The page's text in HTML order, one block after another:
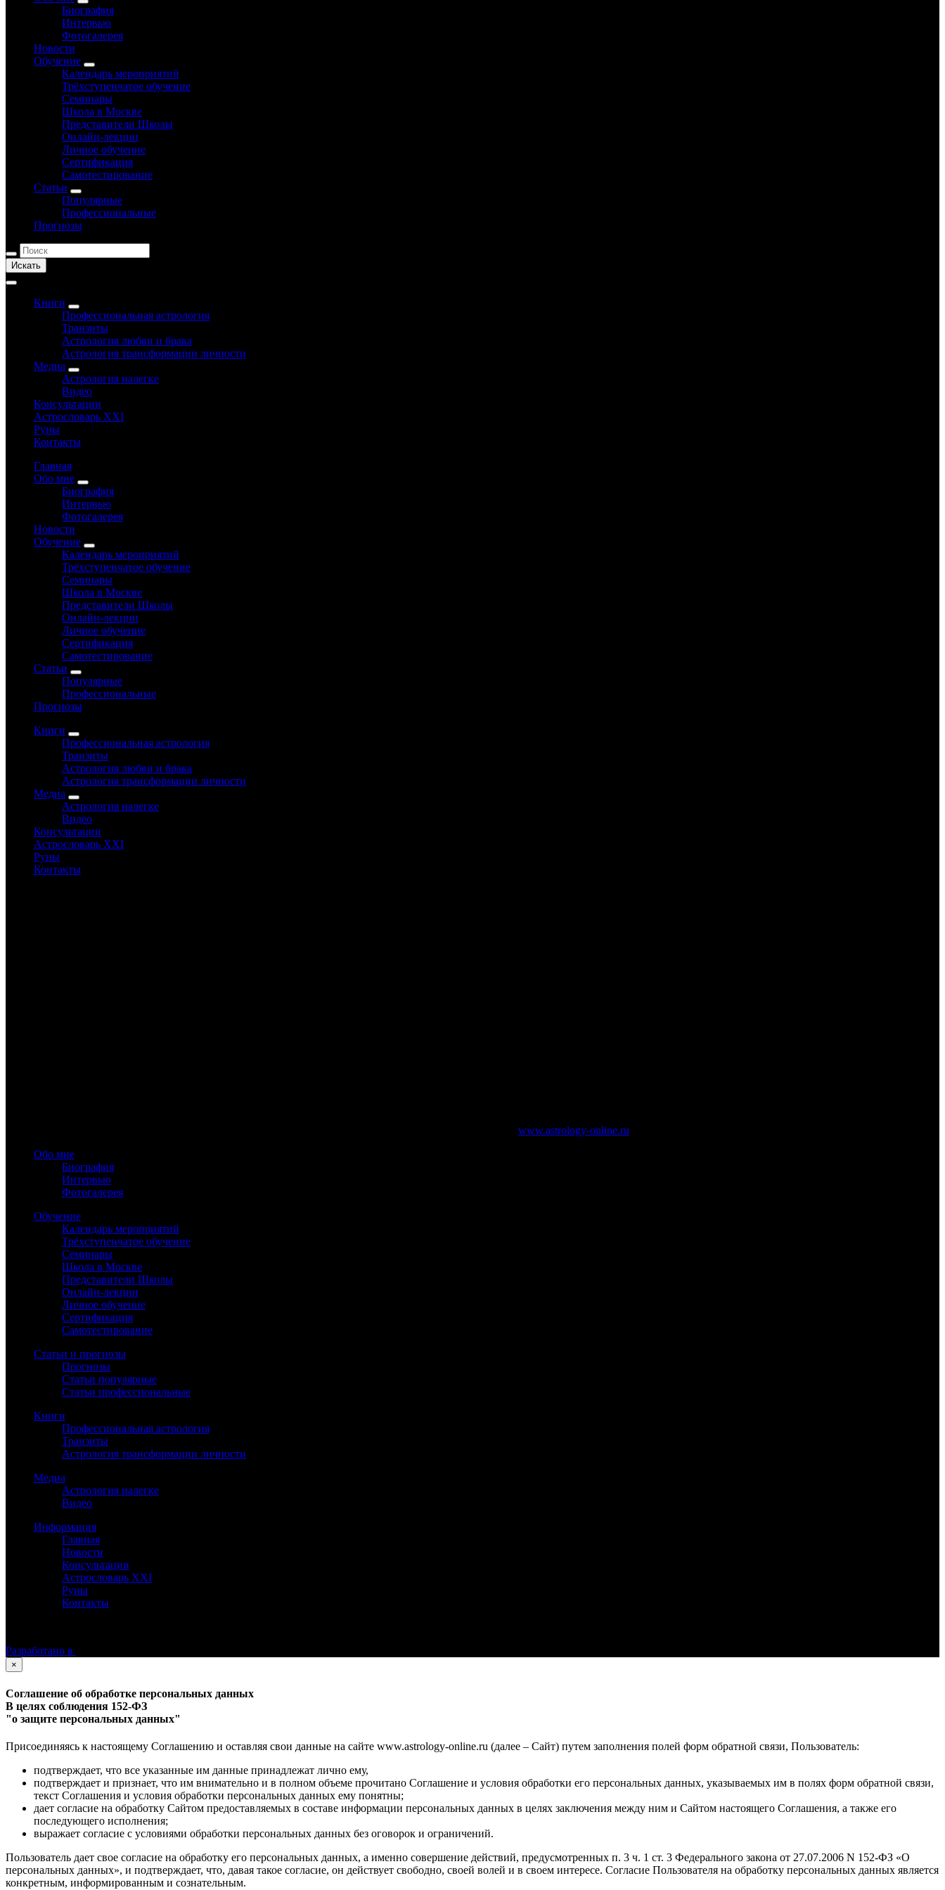
Биография
Интервью
Фотогалерея
Новости
Обучение
Календарь мероприятий
Трёхступенчатое обучение
Семинары
Школа в Москве
Представители Школы
Онлайн-лекции
Личное обучение
Сертификация
Самотестирование
Статьи
Популярные
Профессиональные
Прогнозы
Искать
Книги
Профессиональная астрология
Транзиты
Астрология любви и брака
Астрология трансформации личности
Медиа
Астрология налегке
Видео
Консультации
Астрословарь XXI
Руны
Контакты
Главная
Обо мне
Биография
Интервью
Фотогалерея
Новости
Обучение
Календарь мероприятий
Трёхступенчатое обучение
Семинары
Школа в Москве
Представители Школы
Онлайн-лекции
Личное обучение
Сертификация
Самотестирование
Статьи
Популярные
Профессиональные
Прогнозы
Книги
Профессиональная астрология
Транзиты
Астрология любви и брака
Астрология трансформации личности
Медиа
Астрология налегке
Видео
Консультации
Астрословарь XXI
Руны
Контакты
www.astrology-online.ru
Обо мне
Биография
Интервью
Фотогалерея
Обучение
Календарь мероприятий
Трёхступенчатое обучение
Семинары
Школа в Москве
Представители Школы
Онлайн-лекции
Личное обучение
Сертификация
Самотестирование
Статьи и прогнозы
Прогнозы
Статьи популярные
Статьи профессиональные
Книги
Профессиональная астрология
Транзиты
Астрология трансформации личности
Медиа
Астрология налегке
Видео
Информация
Главная
Новости
Консультации
Астрословарь XXI
Руны
Контакты
Разработано в
×
Соглашение об обработке персональных данных
В целях соблюдения 152-ФЗ
"о защите персональных данных"
Присоединяясь к настоящему Соглашению и оставляя свои данные на сайте www.astrology-online.ru (далее – Сайт) путем заполнения полей форм обратной связи, Пользователь:
подтверждает, что все указанные им данные принадлежат лично ему,
подтверждает и признает, что им внимательно и в полном объеме прочитано Соглашение и условия обработки его персональных данных, указываемых им в полях форм обратной связи,
текст Соглашения и условия обработки персональных данных ему понятны;
дает согласие на обработку Сайтом предоставляемых в составе информации персональных данных в целях заключения между ним и Сайтом настоящего Соглашения, а также его
последующего исполнения;
выражает согласие с условиями обработки персональных данных без оговорок и ограничений.
Пользователь дает свое согласие на обработку его персональных данных, а именно совершение действий, предусмотренных п. 3 ч. 1 ст. 3 Федерального закона от 27.07.2006 N 152-ФЗ «О
персональных данных», и подтверждает, что, давая такое согласие, он действует свободно, своей волей и в своем интересе. Согласие Пользователя на обработку персональных данных является
конкретным, информированным и сознательным.